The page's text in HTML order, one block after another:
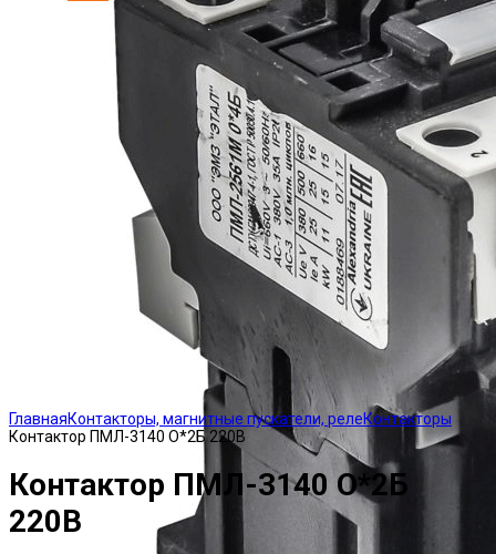
ГлавнаяКонтакторы, магнитные пускатели, релеКонтакторы
Контактор ПМЛ-3140 О*2Б 220В
Контактор ПМЛ-3140 О*2Б
220В